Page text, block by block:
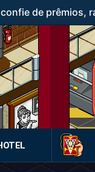
de prêmios,